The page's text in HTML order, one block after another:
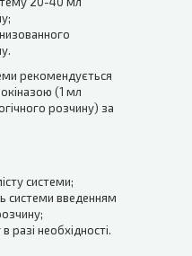
рекомендується
(1 мл
розчину) за
системи;
системи введенням
разі необхідності.